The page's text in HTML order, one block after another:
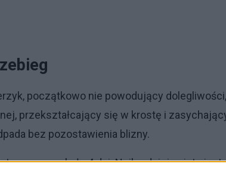
początkowo nie powodujący
przekształcający się w krostę i
bez pozostawienia blizny.
przez około 4 dni. Najbardziej zajęta jest